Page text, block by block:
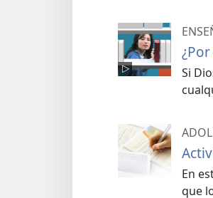
Si
En
que